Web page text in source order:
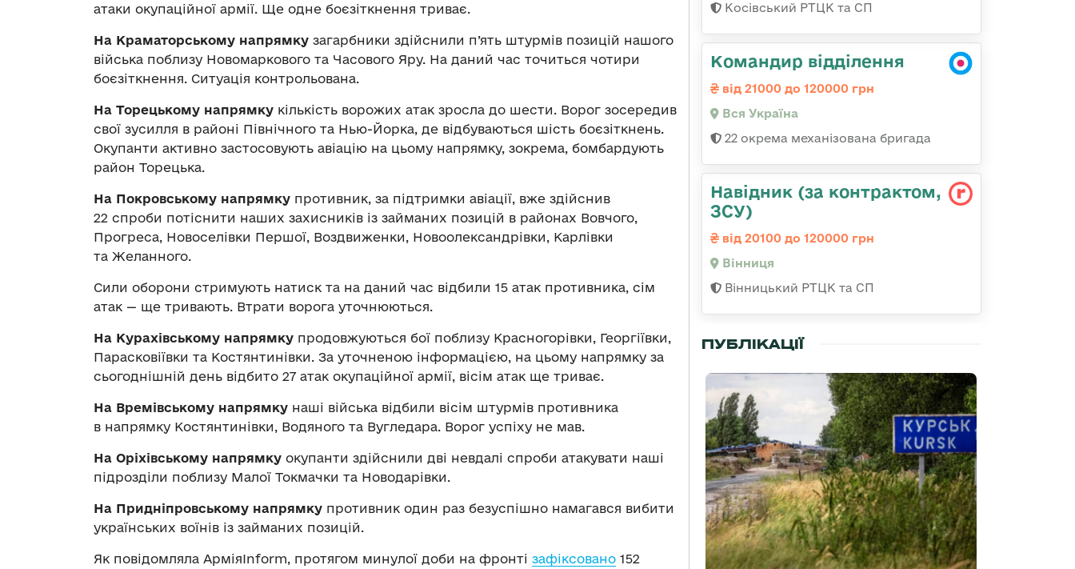
атаки окупаційної армії. Ще одне боєзіткнення триває.
На Краматорському напрямку загарбники здійснили п’ять штурмів позицій нашого
війська поблизу Новомаркового та Часового Яру. На даний час точиться чотири
боєзіткнення. Ситуація контрольована.
На Торецькому напрямку кількість ворожих атак зросла до шести. Ворог зосередив
свої зусилля в районі Північного та Нью-Йорка, де відбуваються шість боєзіткнень.
Окупанти активно застосовують авіацію на цьому напрямку, зокрема, бомбардують
район Торецька.
На Покровському напрямку противник, за підтримки авіації, вже здійснив
22 спроби потіснити наших захисників із займаних позицій в районах Вовчого,
Прогреса, Новоселівки Першої, Воздвиженки, Новоолександрівки, Карлівки
та Желанного.
Сили оборони стримують натиск та на даний час відбили 15 атак противника, сім
атак — ще тривають. Втрати ворога уточнюються.
На Курахівському напрямку продовжуються бої поблизу Красногорівки, Георгіївки,
Парасковіївки та Костянтинівки. За уточненою інформацією, на цьому напрямку за
сьогоднішній день відбито 27 атак окупаційної армії, вісім атак ще триває.
На Времівському напрямку наші війська відбили вісім штурмів противника
в напрямку Костянтинівки, Водяного та Вугледара. Ворог успіху не мав.
На Оріхівському напрямку окупанти здійснили дві невдалі спроби атакувати наші
підрозділи поблизу Малої Токмачки та Новодарівки.
На Придніпровському напрямку противник один раз безуспішно намагався вибити
українських воїнів із займаних позицій.
Як повідомляла АрміяInform, протягом минулої доби на фронті зафіксовано 152
Косівський РТЦК та СП
Командир відділення
від 21000 до 120000 грн
Вся Україна
22 окрема механізована бригада
Навідник (за контрактом,
ЗСУ)
від 20100 до 120000 грн
Вінниця
Вінницький РТЦК та СП
ПУБЛІКАЦІЇ